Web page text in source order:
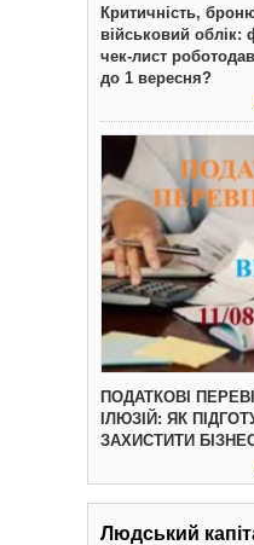
Критичність,
військовий облік:
чек-лист
до 1 вересня?
ПОДАТКОВІ
ІЛЮЗІЙ: ЯК
ЗАХИСТИТИ
Людський